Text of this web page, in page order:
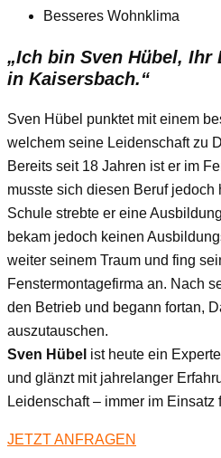
Besseres Wohnklima
„Ich bin Sven Hübel, Ihr
in Kaisersbach.“
Sven Hübel punktet mit einem
welchem seine Leidenschaft zu
Bereits seit 18 Jahren ist er im
musste sich diesen Beruf jedoch
Schule strebte er eine
bekam jedoch keinen
weiter seinem Traum und fing
Fenstermontagefirma an. Nach
den Betrieb und begann fortan,
auszutauschen.
Sven Hübel ist heute ein
und glänzt mit jahrelanger
Leidenschaft – immer im Einsatz
JETZT ANFRAGEN